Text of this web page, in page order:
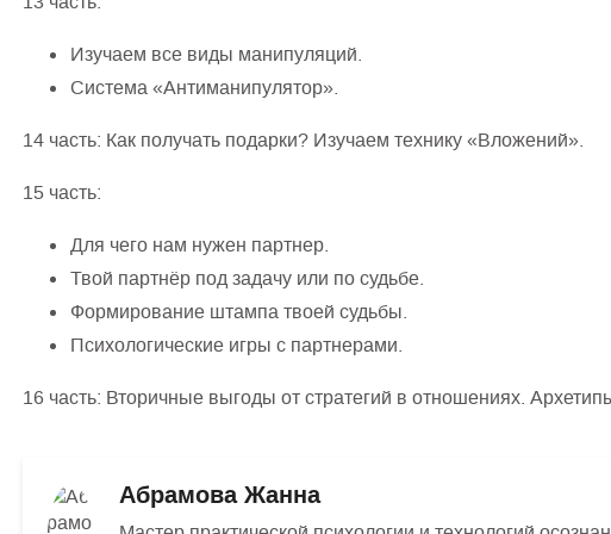
Изучаем все виды манипуляций.
Система «Антиманипулятор».
14 часть: Как получать подарки? Изучаем технику «Вложений».
15 часть:
Для чего нам нужен партнер.
Твой партнёр под задачу или по судьбе.
Формирование штампа твоей судьбы.
Психологические игры с партнерами.
16 часть: Вторичные выгоды от стратегий в отношениях.
Абрамова Жанна